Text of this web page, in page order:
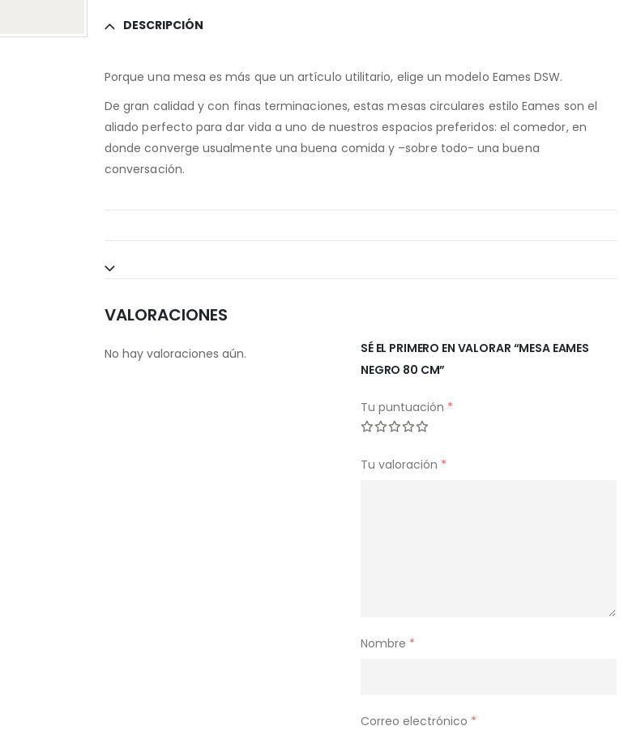
DESCRIPCIÓN
Porque una mesa es más que un artículo utilitario, elige un modelo Eames DSW.
De gran calidad y con finas terminaciones, estas mesas circulares estilo Eames son el
aliado perfecto para dar vida a uno de nuestros espacios preferidos: el comedor, en
donde converge usualmente una buena comida y –sobre todo- una buena
conversación.
VALORACIONES
No hay valoraciones aún.
SÉ EL PRIMERO EN VALORAR “MESA EAMES
NEGRO 80 CM”
Tu puntuación *
Tu valoración *
Nombre *
Correo electrónico *